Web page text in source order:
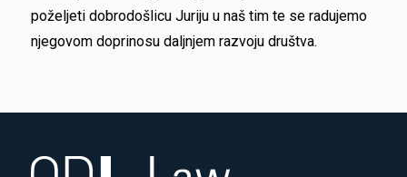
poželjeti dobrodošlicu Juriju u naš tim te se radujemo
njegovom doprinosu daljnjem razvoju društva.